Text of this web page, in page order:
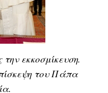
εκκοσμίκευση.
του Πάπα